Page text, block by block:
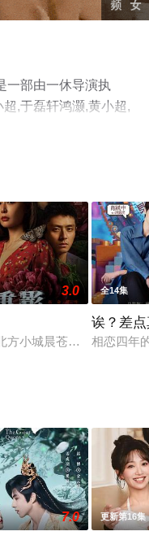
一部由一休导演执
,于磊轩鸿灏,黄小超,
剧，手机免费观看高
等平台了解。
培养的王权富贵（成毅
3.0
方小城晨苍发生了一起仇
全14集
诶？差
相恋四年
7.0 更新第16集